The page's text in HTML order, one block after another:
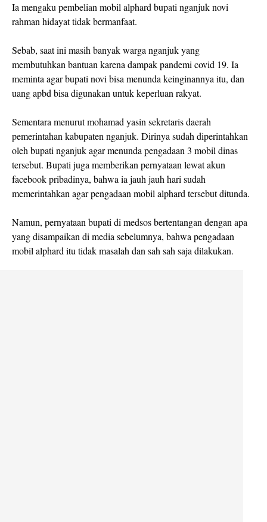
Ia mengaku pembelian mobil alphard bupati nganjuk novi
rahman hidayat tidak bermanfaat.
Sebab, saat ini masih banyak warga nganjuk yang
membutuhkan bantuan karena dampak pandemi covid 19. Ia
meminta agar bupati novi bisa menunda keinginannya itu, dan
uang apbd bisa digunakan untuk keperluan rakyat.
Sementara menurut mohamad yasin sekretaris daerah
pemerintahan kabupaten nganjuk. Dirinya sudah diperintahkan
oleh bupati nganjuk agar menunda pengadaan 3 mobil dinas
tersebut. Bupati juga memberikan pernyataan lewat akun
facebook pribadinya, bahwa ia jauh jauh hari sudah
memerintahkan agar pengadaan mobil alphard tersebut ditunda.
Namun, pernyataan bupati di medsos bertentangan dengan apa
yang disampaikan di media sebelumnya, bahwa pengadaan
mobil alphard itu tidak masalah dan sah sah saja dilakukan.